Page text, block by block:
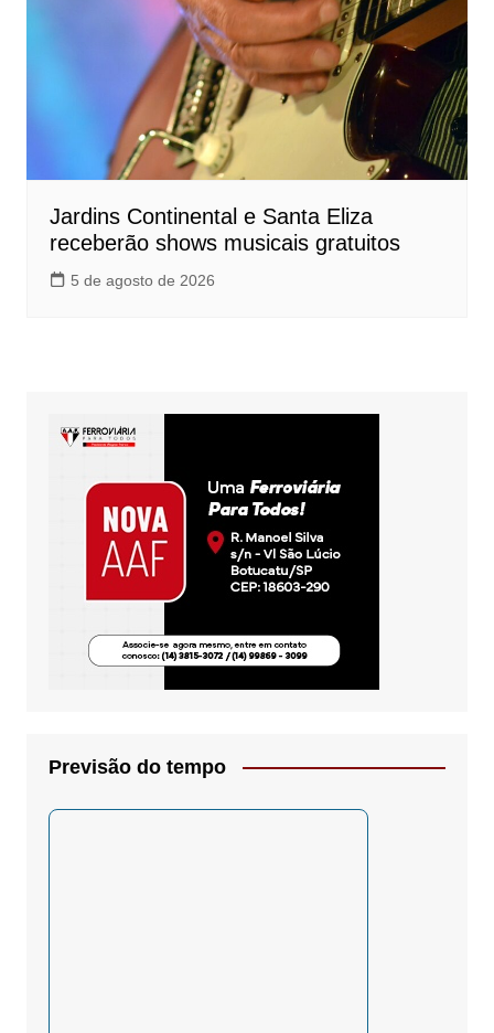
Jardins Continental e Santa Eliza
receberão shows musicais gratuitos
5 de agosto de 2026
Previsão do tempo